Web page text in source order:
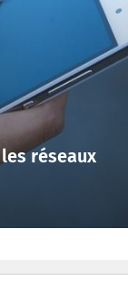
les réseaux